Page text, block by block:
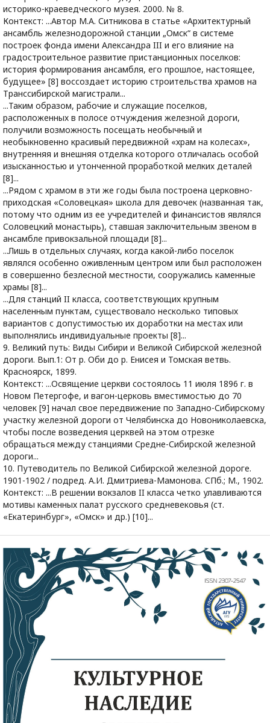
историко-краеведческого музея. 2000. № 8.
Контекст: ...Автор М.А. Ситникова в статье «Архитектурный
ансамбль железнодорожной станции „Омск“ в системе
построек фонда имени Александра III и его влияние на
градостроительное развитие пристанционных поселков:
история формирования ансамбля, его прошлое, настоящее,
будущее» [8] воссоздает историю строительства храмов на
Транссибирской магистрали...
...Таким образом, рабочие и служащие поселков,
расположенных в полосе отчуждения железной дороги,
получили возможность посещать необычный и
необыкновенно красивый передвижной «храм на колесах»,
внутренняя и внешняя отделка которого отличалась особой
изысканностью и утонченной проработкой мелких деталей
[8]...
...Рядом с храмом в эти же годы была построена церковно-
приходская «Соловецкая» школа для девочек (названная так,
потому что одним из ее учредителей и финансистов являлся
Соловецкий монастырь), ставшая заключительным звеном в
ансамбле привокзальной площади [8]...
...Лишь в отдельных случаях, когда какой-либо поселок
являлся особенно оживленным центром или был расположен
в совершенно безлесной местности, сооружались каменные
храмы [8]...
...Для станций II класса, соответствующих крупным
населенным пунктам, существовало несколько типовых
вариантов с допустимостью их доработки на местах или
выполнялись индивидуальные проекты [8]...
9. Великий путь: Виды Сибири и Великой Сибирской железной
дороги. Вып.1: От р. Оби до р. Енисея и Томская ветвь.
Красноярск, 1899.
Контекст: ...Освящение церкви состоялось 11 июля 1896 г. в
Новом Петергофе, и вагон-церковь вместимостью до 70
человек [9] начал свое передвижение по Западно-Сибирскому
участку железной дороги от Челябинска до Новониколаевска,
чтобы после возведения церквей на этом отрезке
обращаться между станциями Средне-Сибирской железной
дороги...
10. Путеводитель по Великой Сибирской железной дороге.
1901-1902 / подред. А.И. Дмитриева-Мамонова. СПб.; М., 1902.
Контекст: ...В решении вокзалов II класса четко улавливаются
мотивы каменных палат русского средневековья (ст.
«Екатеринбург», «Омск» и др.) [10]...